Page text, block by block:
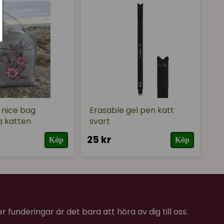
omfattar även kvalitétskrav för tvättning,
med mera. Certifieringen omfattar hela
färdig textil.
till våra tröjor är
helt fri från PVC och
, tryckt i Norrland på lokalt tryckeri.
Fair Wears
tröjor kostar en liten peng extra, men vi kände
en kollektion tröjor som vi älskar och som
och miljö.
bag
katten
Köp
Erasable gel pen katt
svart
25 kr Köp
funderingar är det bara att höra av dig till oss.